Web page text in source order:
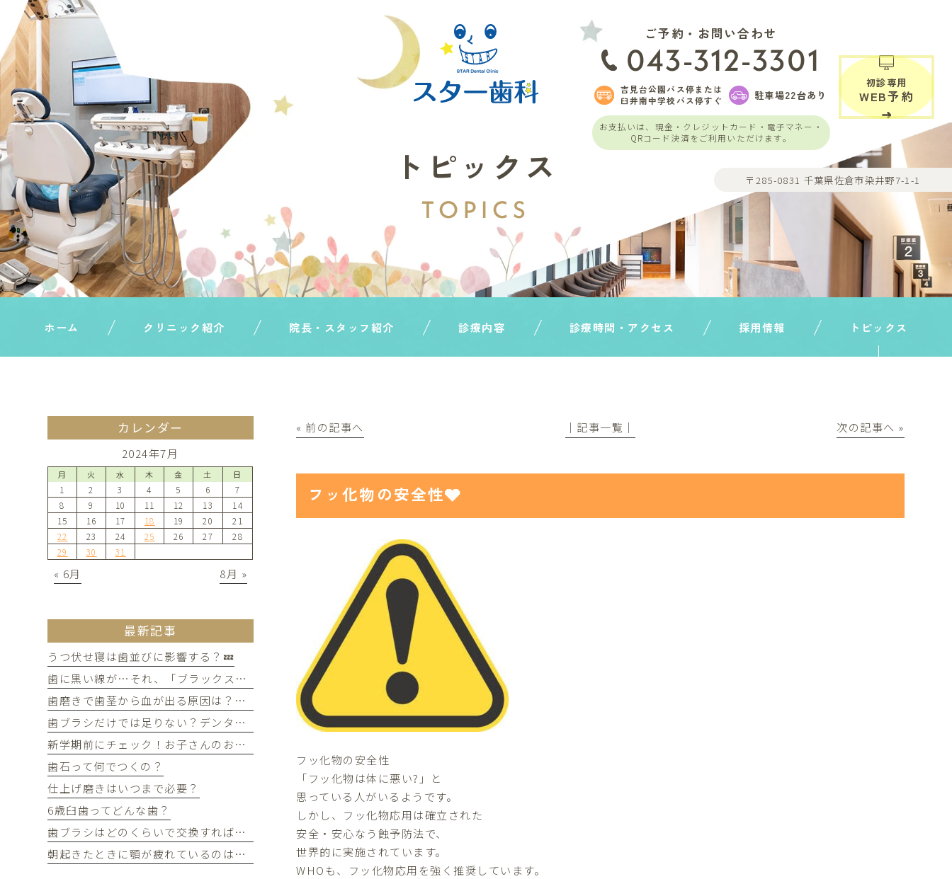
ご予約・お問い合わせ
043-312-3301
吉見台公園バス停または
臼井南中学校バス停すぐ
駐車場22台あり
お支払いは、現金・クレジットカード・電子マネー・
QRコード決済をご利用いただけます。
初診専用
WEB予約
〒285-0831 千葉県佐倉市染井野7-1-1
トピックス
TOPICS
ホーム クリニック紹介 院長・スタッフ紹介 診療内容 診療時間・アクセス 採用情報 トピックス
« 前の記事へ │記事一覧│ 次の記事へ »
フッ化物の安全性🩶
フッ化物の安全性
「フッ化物は体に悪い?」と
思っている人がいるようです。
しかし、フッ化物応用は確立された
安全・安心なう蝕予防法で、
世界的に実施されています。
WHOも、フッ化物応用を強く推奨しています。
カレンダー
2024年7月
月 火 水 木 金 土 日
1 2 3 4 5 6
7
8
9 10 11 12 13
14
15
16 17 18 19 20
21
22
23 24 25 26 27
28
29
30 31
« 6月 8月 »
最新記事
うつ伏せ寝は歯並びに影響する？💤
歯に黒い線が…それ、「ブラックステイン」かもしれません！
歯磨きで歯茎から血が出る原因は？痛みがなくても受診すべき判断基準
歯ブラシだけでは足りない？デンタルフロスを使うメリット
新学期前にチェック！お子さんのお口の健康、大丈夫？
歯石って何でつくの？
仕上げ磨きはいつまで必要？
6歳臼歯ってどんな歯？
歯ブラシはどのくらいで交換すればいい？
朝起きたときに顎が疲れているのは歯ぎしりが原因？